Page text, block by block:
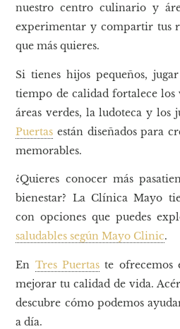
nuestro centro culinario y
experimentar y compartir tus
que más quieres.
Si tienes hijos pequeños,
tiempo de calidad fortalece
áreas verdes, la ludoteca y los
Puertas están diseñados para
memorables.
¿Quieres conocer más
bienestar? La Clínica Mayo
con opciones que puedes
saludables según Mayo Clinic.
En Tres Puertas te ofrecemos
mejorar tu calidad de vida.
descubre cómo podemos
a día.